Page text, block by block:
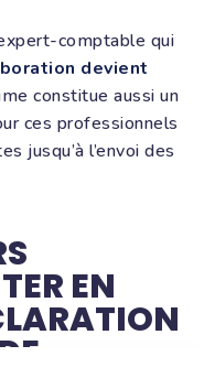
comptable qui
devient
constitue aussi un
ces professionnels
jusqu’à l’envoi des
EN